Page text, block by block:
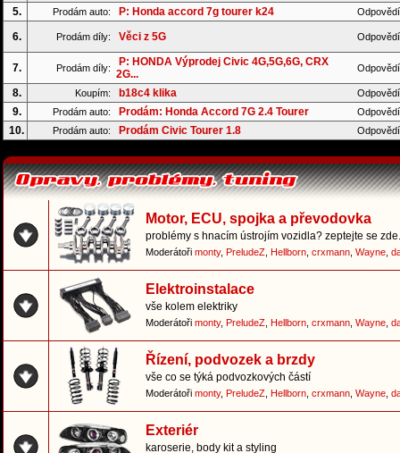
5. Prodám auto: P: Honda accord 7g tourer k24
6. Prodám díly: Věci z 5G
7. Prodám díly:
P: HONDA Výprodej Civic 4G,5G,6G, CRX
2G...
8. Koupím: b18c4 klika
9. Prodám auto: Prodám: Honda Accord 7G 2.4 Tourer
10. Prodám auto: Prodám Civic Tourer 1.8
Motor, ECU, spojka a převodovka
problémy s hnacím ústrojím vozidla? zeptejte se
Moderátoři monty, PreludeZ Hellborn crxmann Wayne
Elektroinstalace
vše kolem elektriky
Moderátoři monty, PreludeZ Hellborn crxmann Wayne
Řízení, podvozek a brzdy
vše co se týká podvozkových částí
Moderátoři monty, PreludeZ Hellborn crxmann Wayne
Exteriér
karoserie, body kit a styling